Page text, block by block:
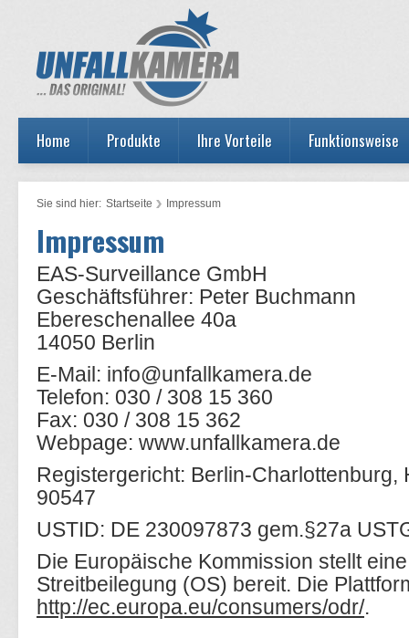
Home Produkte Ihre Vorteile Funktionsweise
Sie sind hier: Startseite Impressum
Impressum
EAS-Surveillance GmbH
Geschäftsführer: Peter Buchmann
Ebereschenallee 40a
14050 Berlin
E-Mail: info@unfallkamera.de
Telefon: 030 / 308 15 360
Fax: 030 / 308 15 362
Webpage: www.unfallkamera.de
Registergericht: Berlin-Charlottenburg,
90547
USTID: DE 230097873 gem.§27a
Die Europäische Kommission stellt
Streitbeilegung (OS) bereit. Die
http://ec.europa.eu/consumers/odr/.